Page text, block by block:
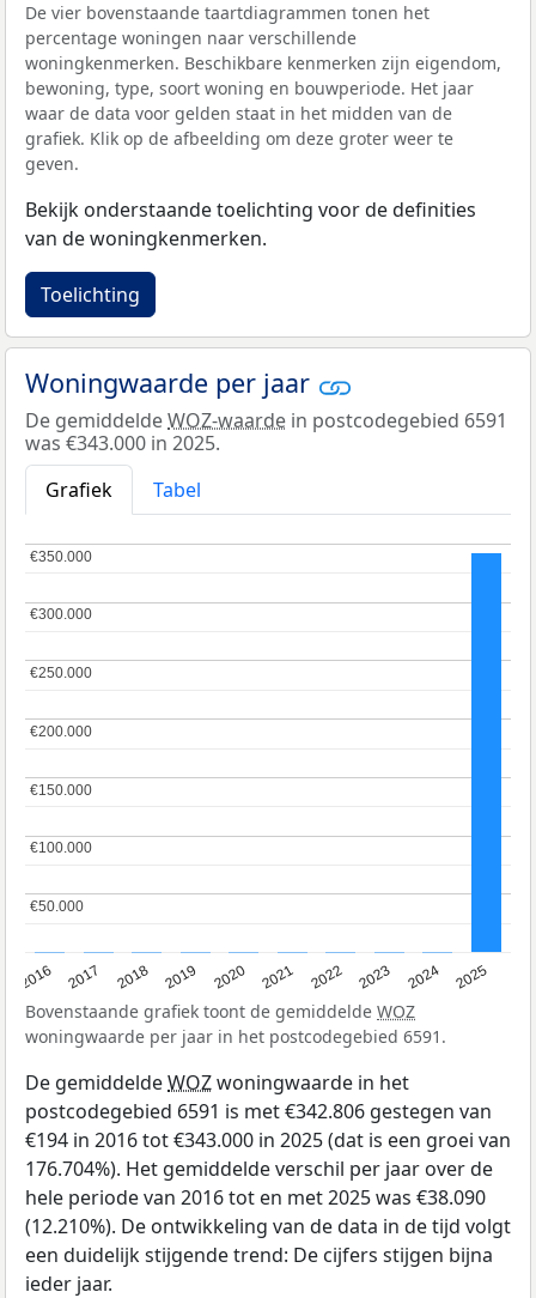
De vier bovenstaande taartdiagrammen tonen het
percentage woningen naar verschillende
woningkenmerken. Beschikbare kenmerken zijn eigendom,
bewoning, type, soort woning en bouwperiode. Het jaar
waar de data voor gelden staat in het midden van de
grafiek. Klik op de afbeelding om deze groter weer te
geven.
Bekijk onderstaande toelichting voor de definities
van de woningkenmerken.
Toelichting
Woningwaarde per jaar
De gemiddeldeWOZ-waarde in postcodegebied 6591
was €343.000 in 2025.
Grafiek
Tabel
2016 2017 2018 2019 2020 2021 2022 2023 2024 2025
€50.000
€50.000
€100.000
€100.000
€150.000
€150.000
€200.000
€200.000
€250.000
€250.000
€300.000
€300.000
€350.000
€350.000
Bovenstaande grafiek toont de gemiddelde WOZ
woningwaarde per jaar in het postcodegebied 6591.
De gemiddeldeWOZwoningwaarde in het
postcodegebied 6591 is met €342.806 gestegen van
€194 in 2016 tot €343.000 in 2025 (dat is een groei van
176.704%). Het gemiddelde verschil per jaar over de
hele periode van 2016 tot en met 2025 was €38.090
(12.210%). De ontwikkeling van de data in de tijd volgt
een duidelijk stijgende trend: De cijfers stijgen bijna
ieder jaar.